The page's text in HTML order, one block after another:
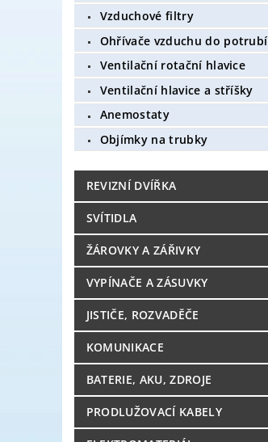
Vzduchové filtry
Ohřívače vzduchu do potrubí
Ventilační rotační hlavice
Ventilační hlavice a stříšky
Anemostaty
Objímky na trubky
REVIZNÍ DVÍŘKA
SVÍTIDLA
ŽÁROVKY A ZÁŘIVKY
VYPÍNAČE A ZÁSUVKY
JISTIČE, ROZVADĚČE
KOMUNIKACE
BATERIE, AKU, ZDROJE
PRODLUŽOVACÍ KABELY